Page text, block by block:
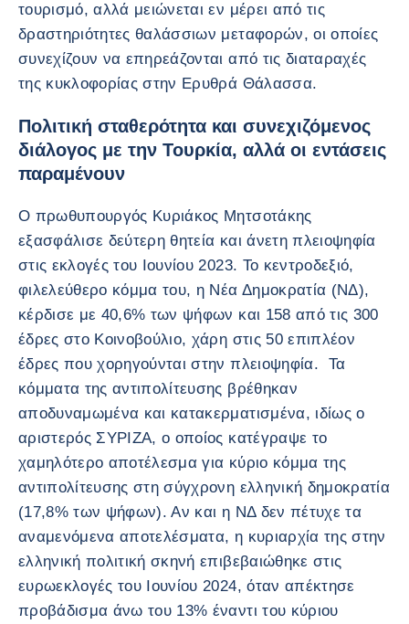
τουρισμό, αλλά μειώνεται εν μέρει από τις
δραστηριότητες θαλάσσιων μεταφορών, οι οποίες
συνεχίζουν να επηρεάζονται από τις διαταραχές
της κυκλοφορίας στην Ερυθρά Θάλασσα.
Πολιτική σταθερότητα και συνεχιζόμενος
διάλογος με την Τουρκία, αλλά οι εντάσεις
παραμένουν
Ο πρωθυπουργός Κυριάκος Μητσοτάκης
εξασφάλισε δεύτερη θητεία και άνετη πλειοψηφία
στις εκλογές του Ιουνίου 2023. Το κεντροδεξιό,
φιλελεύθερο κόμμα του, η Νέα Δημοκρατία (ΝΔ),
κέρδισε με 40,6% των ψήφων και 158 από τις 300
έδρες στο Κοινοβούλιο, χάρη στις 50 επιπλέον
έδρες που χορηγούνται στην πλειοψηφία. Τα
κόμματα της αντιπολίτευσης βρέθηκαν
αποδυναμωμένα και κατακερματισμένα, ιδίως ο
αριστερός ΣΥΡΙΖΑ, ο οποίος κατέγραψε το
χαμηλότερο αποτέλεσμα για κύριο κόμμα της
αντιπολίτευσης στη σύγχρονη ελληνική δημοκρατία
(17,8% των ψήφων). Αν και η ΝΔ δεν πέτυχε τα
αναμενόμενα αποτελέσματα, η κυριαρχία της στην
ελληνική πολιτική σκηνή επιβεβαιώθηκε στις
ευρωεκλογές του Ιουνίου 2024, όταν απέκτησε
προβάδισμα άνω του 13% έναντι του κύριου